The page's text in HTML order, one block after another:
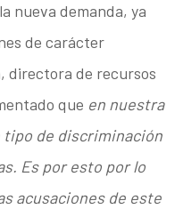
nueva demanda, ya
de carácter
directora de recursos
que en nuestra
tipo de discriminación
Es por esto por lo
acusaciones de este